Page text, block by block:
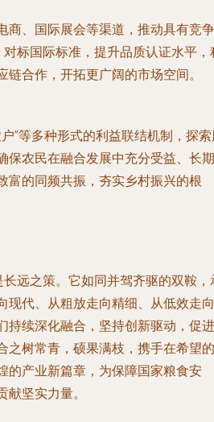
商、国际展会等渠道，推动具有竞争
对标国际标准，提升品质认证水平，
合作，开拓更广阔的市场空间。
”等多种形式的利益联结机制，探
保农民在融合发展中充分受益、长期
富的同频共振，夯实乡村振兴的根
长远之策。它如同并驾齐驱的双鞍，
现代、从粗放走向精细、从低效走向
持续深化融合，坚持创新驱动，促进
之树常青，硕果满枝，携手在希望的
的产业新篇章，为保障国家粮食安
坚实力量。